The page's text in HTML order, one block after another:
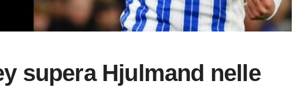
supera Hjulmand nelle